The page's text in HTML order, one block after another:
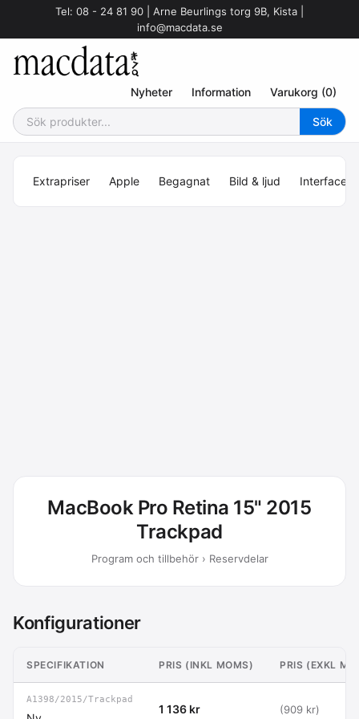
Tel: 08 - 24 81 90 | Arne Beurlings torg 9B, Kista |
info@macdata.se
Nyheter Information Varukorg (0)
Extrapriser Apple Begagnat Bild & ljud Interface
MacBook Pro Retina 15" 2015
Trackpad
Program och tillbehör › Reservdelar
Konfigurationer
SPECIFIKATION PRIS (INKL MOMS) PRIS (EXKL
A1398/2015/Trackpad
1 136 kr (909 kr)